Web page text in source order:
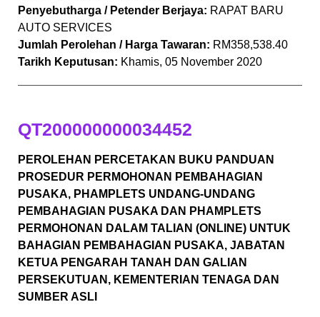
Penyebutharga / Petender Berjaya: RAPAT BARU
AUTO SERVICES
Jumlah Perolehan / Harga Tawaran: RM358,538.40
Tarikh Keputusan: Khamis, 05 November 2020
QT200000000034452
PEROLEHAN PERCETAKAN BUKU PANDUAN
PROSEDUR PERMOHONAN PEMBAHAGIAN
PUSAKA, PHAMPLETS UNDANG-UNDANG
PEMBAHAGIAN PUSAKA DAN PHAMPLETS
PERMOHONAN DALAM TALIAN (ONLINE) UNTUK
BAHAGIAN PEMBAHAGIAN PUSAKA, JABATAN
KETUA PENGARAH TANAH DAN GALIAN
PERSEKUTUAN, KEMENTERIAN TENAGA DAN
SUMBER ASLI